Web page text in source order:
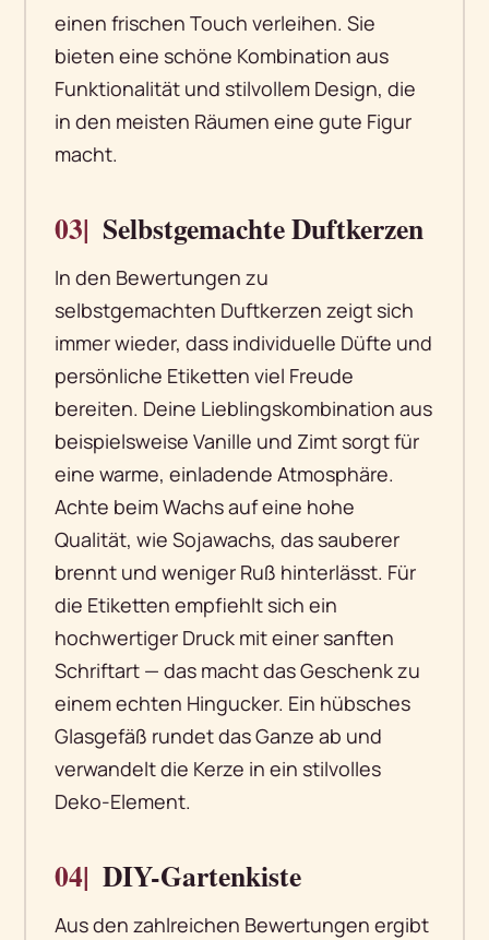
einen frischen Touch verleihen. Sie
bieten eine schöne Kombination aus
Funktionalität und stilvollem Design, die
in den meisten Räumen eine gute Figur
macht.
03| Selbstgemachte Duftkerzen
In den Bewertungen zu
selbstgemachten Duftkerzen zeigt sich
immer wieder, dass individuelle Düfte und
persönliche Etiketten viel Freude
bereiten. Deine Lieblingskombination aus
beispielsweise Vanille und Zimt sorgt für
eine warme, einladende Atmosphäre.
Achte beim Wachs auf eine hohe
Qualität, wie Sojawachs, das sauberer
brennt und weniger Ruß hinterlässt. Für
die Etiketten empfiehlt sich ein
hochwertiger Druck mit einer sanften
Schriftart — das macht das Geschenk zu
einem echten Hingucker. Ein hübsches
Glasgefäß rundet das Ganze ab und
verwandelt die Kerze in ein stilvolles
Deko-Element.
04| DIY-Gartenkiste
Aus den zahlreichen Bewertungen ergibt